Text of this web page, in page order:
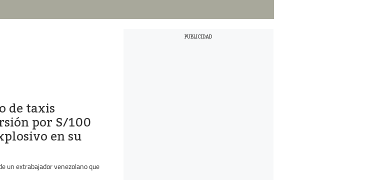
de taxis
por S/100
en su
un extrabajador venezolano que